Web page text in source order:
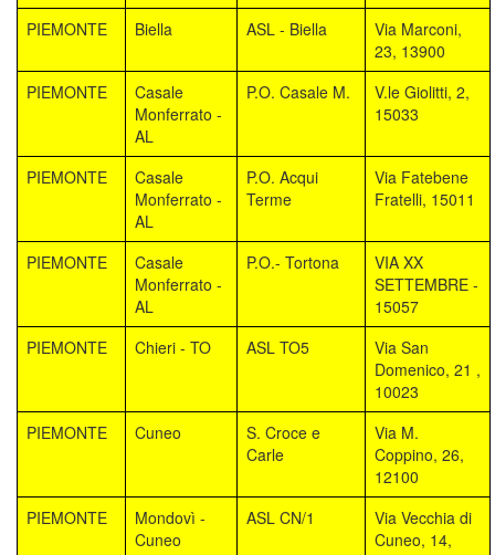
PIEMONTE
Biella ASL - Biella
Via Marconi,
23, 13900
PIEMONTE
Casale
Monferrato -
AL
P.O. Casale M.
V.le Giolitti, 2,
15033
PIEMONTE
Casale
Monferrato -
AL
P.O. Acqui
Terme
Via Fatebene
Fratelli, 15011
PIEMONTE
Casale
Monferrato -
AL
P.O.- Tortona
VIA XX
SETTEMBRE -
15057
PIEMONTE
Chieri - TO ASL TO5
Via San
Domenico, 21 ,
10023
PIEMONTE
Cuneo
S. Croce e
Carle
Via M.
Coppino, 26,
12100
PIEMONTE
Mondovì -
Cuneo
ASL CN/1
Via Vecchia di
Cuneo, 14,